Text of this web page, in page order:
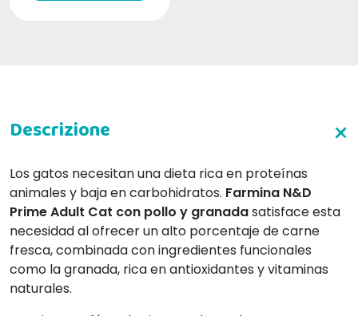
Los gatos necesitan una dieta rica en proteínas
animales y baja en carbohidratos. Farmina N&D
Prime Adult Cat con pollo y granadasatisface esta
necesidad al ofrecer un alto porcentaje de carne
fresca, combinada con ingredientes funcionales
como la granada, rica en antioxidantes y vitaminas
naturales.